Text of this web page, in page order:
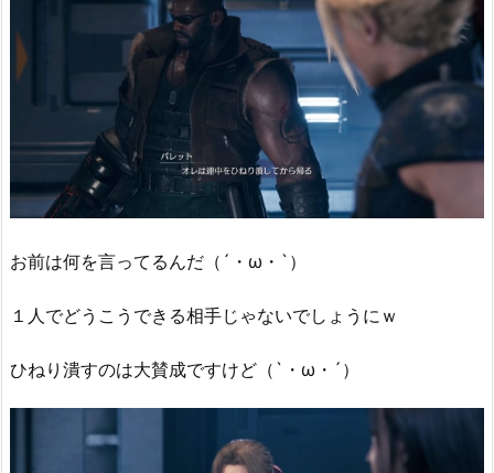
お前は何を言ってるんだ（´・ω・`）
１人でどうこうできる相手じゃないでしょうにｗ
ひねり潰すのは大賛成ですけど（`・ω・´）